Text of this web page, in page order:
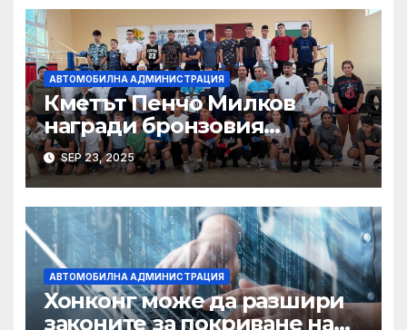
АВТОМОБИЛНА АДМИНИСТРАЦИЯ
Кметът Пенчо Милков
награди бронзовия
медалист от Световното по
бокс Радослав Росенов
SEP 23, 2025
АВТОМОБИЛНА АДМИНИСТРАЦИЯ
Хонконг може да разшири
законите за покриване на